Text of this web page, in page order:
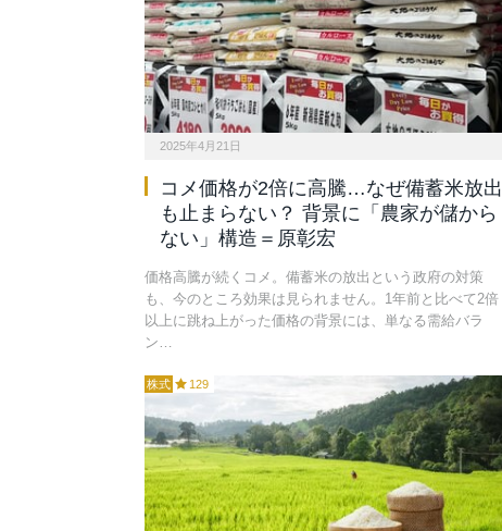
2025年4月21日
コメ価格が2倍に高騰…なぜ備蓄米放出
も止まらない？ 背景に「農家が儲から
ない」構造＝原彰宏
価格高騰が続くコメ。備蓄米の放出という政府の対策
も、今のところ効果は見られません。1年前と比べて2倍
以上に跳ね上がった価格の背景には、単なる需給バラ
ン…
株式 129